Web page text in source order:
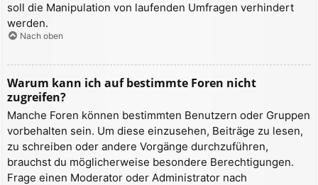
soll die Manipulation von laufenden Umfragen verhindert
werden.
Nach oben
Warum kann ich auf bestimmte Foren nicht
zugreifen?
Manche Foren können bestimmten Benutzern oder Gruppen
vorbehalten sein. Um diese einzusehen, Beiträge zu lesen,
zu schreiben oder andere Vorgänge durchzuführen,
brauchst du möglicherweise besondere Berechtigungen.
Frage einen Moderator oder Administrator nach